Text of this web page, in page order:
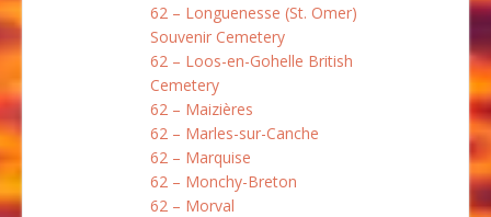
62 – Longuenesse (St. Omer)
Souvenir Cemetery
62 – Loos-en-Gohelle British
Cemetery
62 – Maizières
62 – Marles-sur-Canche
62 – Marquise
62 – Monchy-Breton
62 – Morval